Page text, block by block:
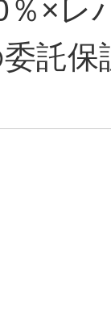
％×レ
託